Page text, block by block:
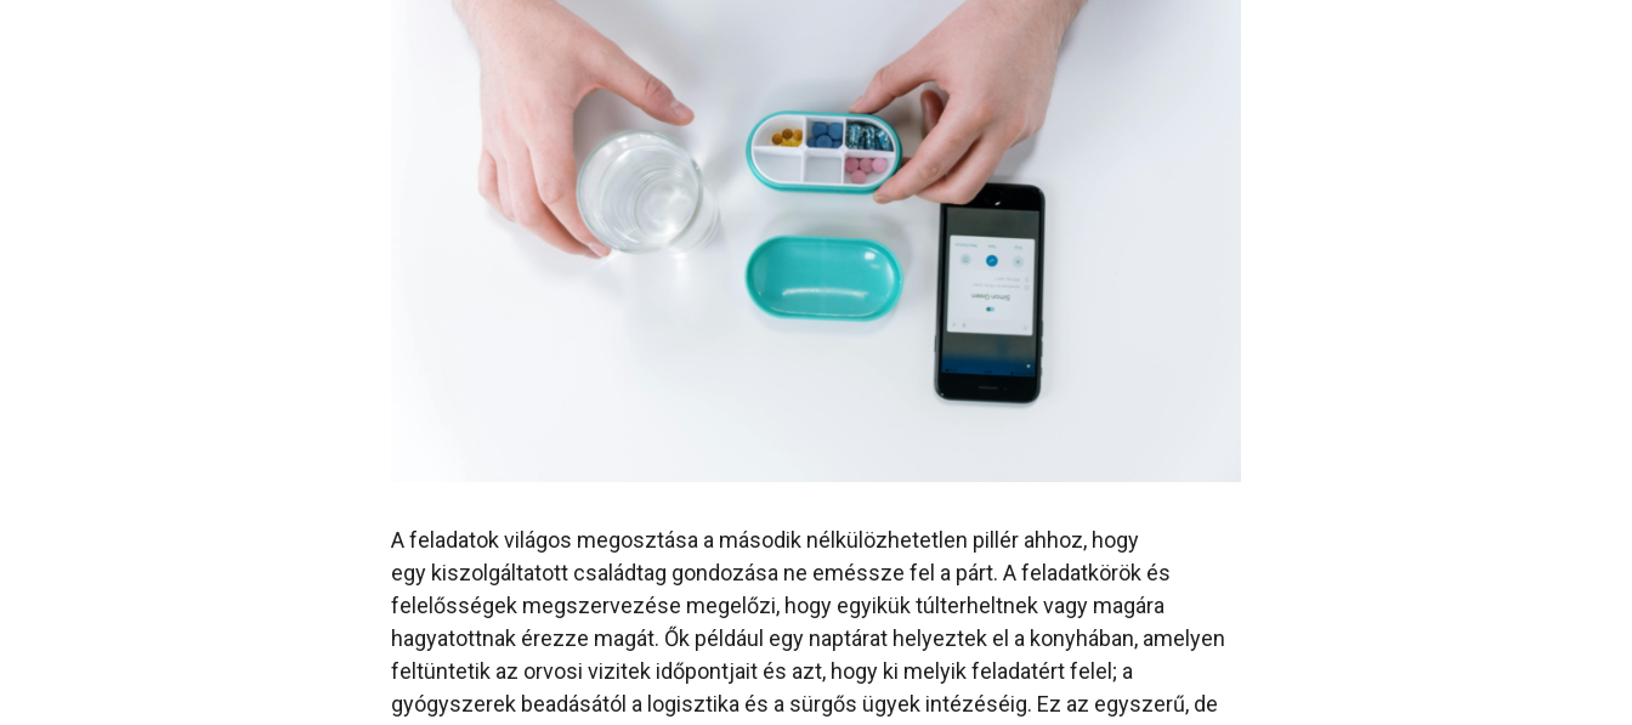
A feladatok világos megosztása a második nélkülözhetetlen pillér ahhoz, hogy
egy kiszolgáltatott családtag gondozása ne eméssze fel a párt. A feladatkörök és
felelősségek megszervezése megelőzi, hogy egyikük túlterheltnek vagy magára
hagyatottnak érezze magát. Ők például egy naptárat helyeztek el a konyhában, amelyen
feltüntetik az orvosi vizitek időpontjait és azt, hogy ki melyik feladatért felel; a
gyógyszerek beadásától a logisztika és a sürgős ügyek intézéséig. Ez az egyszerű, de